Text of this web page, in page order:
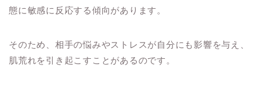
態に敏感に反応する傾向があります。
そのため、相手の悩みやストレスが自分にも影響を与え、
肌荒れを引き起こすことがあるのです。